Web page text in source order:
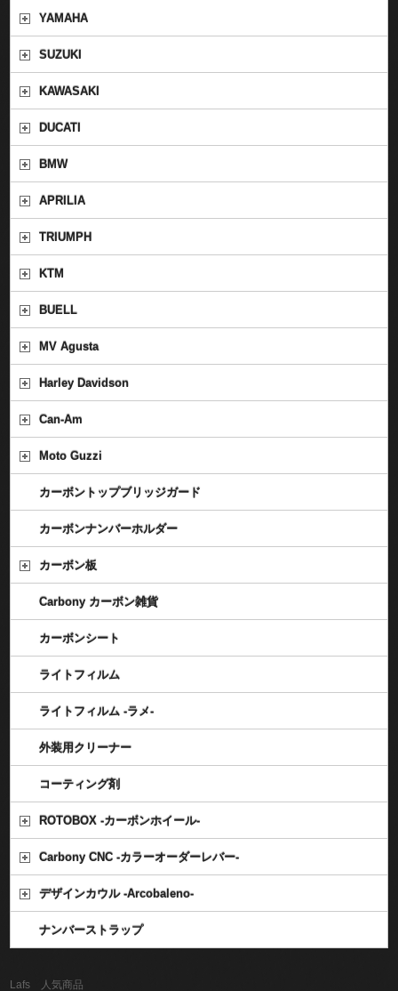
YAMAHA
SUZUKI
KAWASAKI
DUCATI
BMW
APRILIA
TRIUMPH
KTM
BUELL
MV Agusta
Harley Davidson
Can-Am
Moto Guzzi
カーボントップブリッジガード
カーボンナンバーホルダー
カーボン板
Carbony カーボン雑貨
カーボンシート
ライトフィルム
ライトフィルム -ラメ-
外装用クリーナー
コーティング剤
ROTOBOX -カーボンホイール-
Carbony CNC -カラーオーダーレバー-
デザインカウル -Arcobaleno-
ナンバーストラップ
Lafs 人気商品